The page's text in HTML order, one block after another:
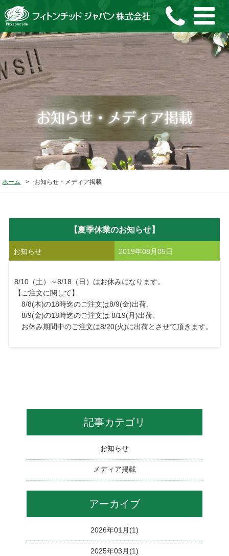
ホーム > お知らせ・メディア掲載
【夏季休業のお知らせ】
お知らせ 2019年08月05日
8/10（土）～8/18（日）はお休みになります。
【ご注文に関して】
8/8(木)の18時迄のご注文は8/9(金)出荷、
8/9(金)の18時迄のご注文は 8/19(月)出荷、
お休み期間中のご注文は8/20(火)に出荷とさせて頂きます。
記事カテゴリ
お知らせ
メディア掲載
アーカイブ
2026年01月(1)
2025年03月(1)